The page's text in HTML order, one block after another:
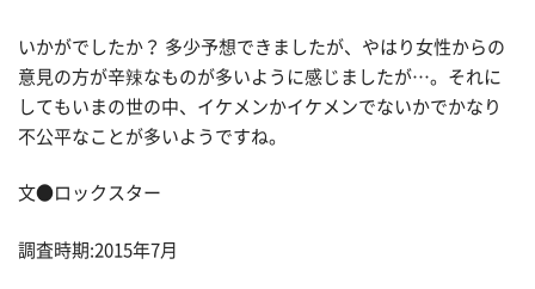
いかがでしたか？ 多少予想できましたが、やはり女性からの
意見の方が辛辣なものが多いように感じましたが…。それに
してもいまの世の中、イケメンかイケメンでないかでかなり
不公平なことが多いようですね。
文●ロックスター
調査時期:2015年7月